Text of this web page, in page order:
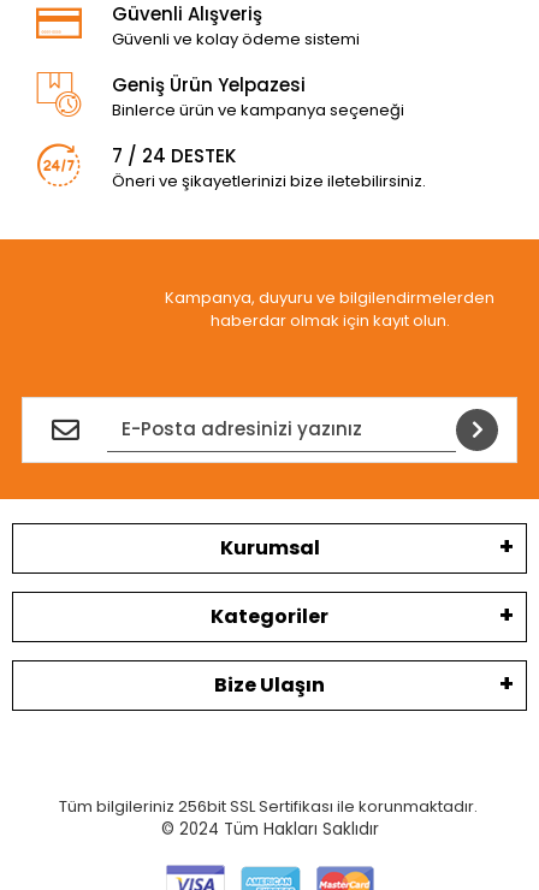
Güvenli Alışveriş
Güvenli ve kolay ödeme sistemi
Geniş Ürün Yelpazesi
Binlerce ürün ve kampanya seçeneği
7 / 24 DESTEK
Öneri ve şikayetlerinizi bize iletebilirsiniz.
Kampanya, duyuru ve bilgilendirmelerden
haberdar olmak için kayıt olun.
Kurumsal
Kategoriler
Bize Ulaşın
Tüm bilgileriniz 256bit SSL Sertifikası ile korunmaktadır.
© 2024 Tüm Hakları Saklıdır